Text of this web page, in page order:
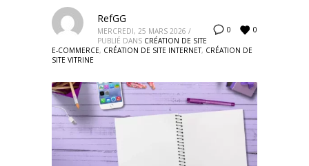
0 0
RefGG
MERCREDI, 25 MARS 2026 /
PUBLIÉ DANS CRÉATION DE SITE
E-COMMERCE, CRÉATION DE SITE INTERNET, CRÉATION DE
SITE VITRINE